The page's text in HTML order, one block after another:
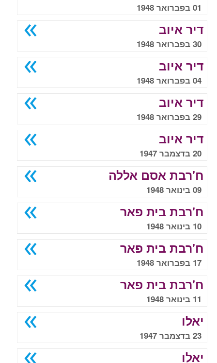
01 בפברואר 1948
דיר איוב
30 בפברואר 1948
דיר איוב
04 בפברואר 1948
דיר איוב
29 בפברואר 1948
דיר איוב
20 בדצמבר 1947
ח'רבת אסם אללה
09 בינואר 1948
ח'רבת בית פאר
10 בינואר 1948
ח'רבת בית פאר
17 בפברואר 1948
ח'רבת בית פאר
11 בינואר 1948
יאלו
23 בדצמבר 1947
יאלו